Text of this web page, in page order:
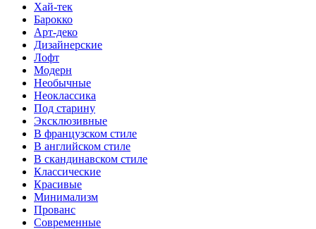
Хай-тек
Барокко
Арт-деко
Дизайнерские
Лофт
Модерн
Необычные
Неоклассика
Под старину
Эксклюзивные
В французском стиле
В английском стиле
В скандинавском стиле
Классические
Красивые
Минимализм
Прованс
Современные